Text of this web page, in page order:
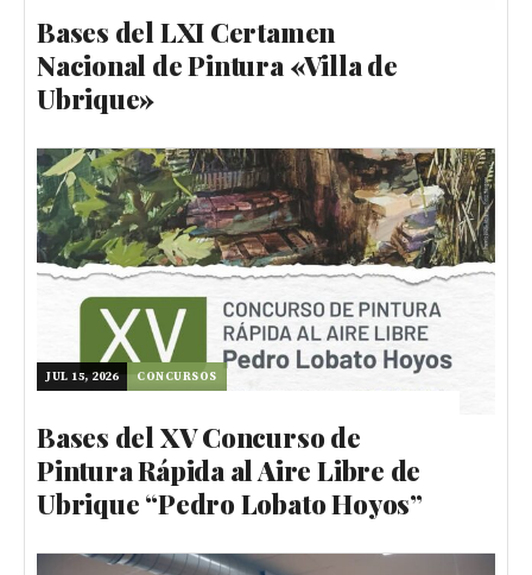
Bases del LXI Certamen
Nacional de Pintura «Villa de
Ubrique»
JUL 15, 2026 CONCURSOS
Bases del XV Concurso de
Pintura Rápida al Aire Libre de
Ubrique “Pedro Lobato Hoyos”